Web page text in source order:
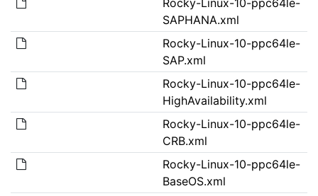
SAPHANA.xml
Rocky-Linux-10-ppc64le-
SAP.xml
Rocky-Linux-10-ppc64le-
HighAvailability.xml
Rocky-Linux-10-ppc64le-
CRB.xml
Rocky-Linux-10-ppc64le-
BaseOS.xml